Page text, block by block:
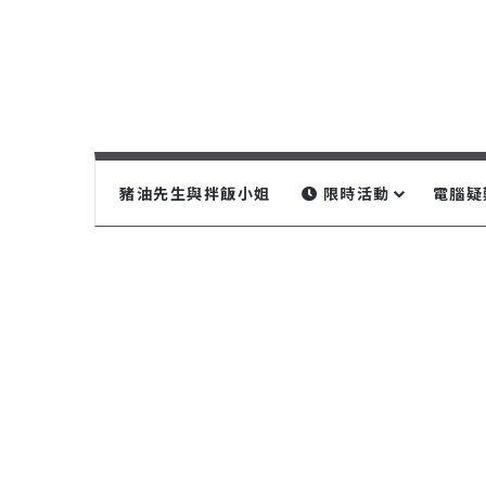
豬油先生與拌飯小姐 限時活動 電腦